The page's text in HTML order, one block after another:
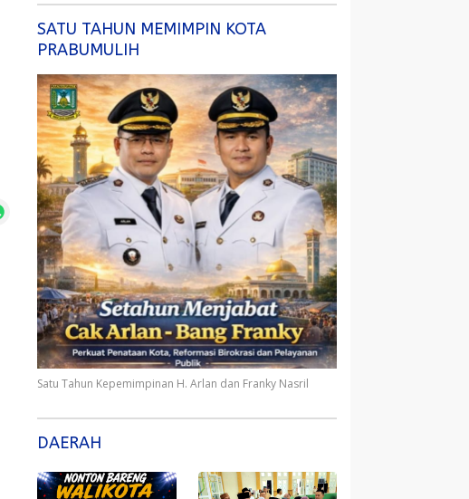
SATU TAHUN MEMIMPIN KOTA
PRABUMULIH
Satu Tahun Kepemimpinan H. Arlan dan Franky Nasril
DAERAH